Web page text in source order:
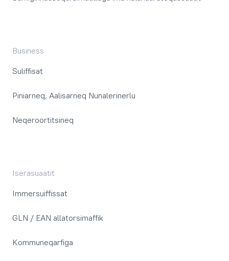
Business
Suliffisat
Piniarneq, Aalisarneq Nunalerinerlu
Neqeroortitsineq
Iserasuaatit
Immersuiffissat
GLN / EAN allatorsimaffik
Kommuneqarfiga